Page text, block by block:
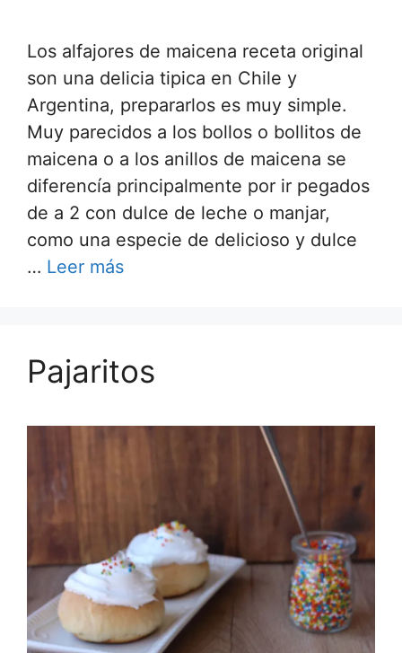
Los alfajores de maicena receta original
son una delicia tipica en Chile y
Argentina, prepararlos es muy simple.
Muy parecidos a los bollos o bollitos de
maicena o a los anillos de maicena se
diferencía principalmente por ir pegados
de a 2 con dulce de leche o manjar,
como una especie de delicioso y dulce
… Leer más
Pajaritos